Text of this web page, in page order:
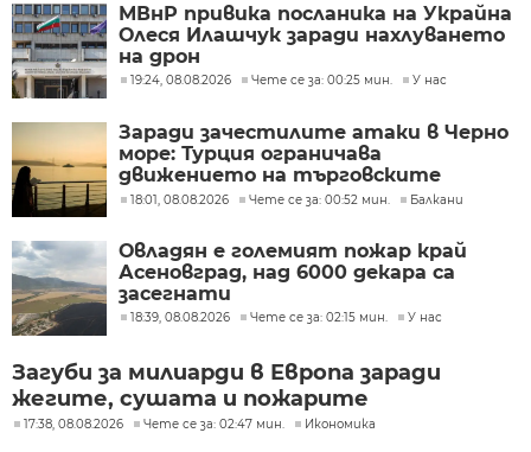
МВнР привика посланика на Украйна
Олеся Илашчук заради нахлуването
на дрон
19:24, 08.08.2026 Чете се за: 00:25 мин. У нас
Заради зачестилите атаки в Черно
море: Турция ограничава
движението на търговските
кораби
18:01, 08.08.2026 Чете се за: 00:52 мин. Балкани
Овладян е големият пожар край
Асеновград, над 6000 декара са
засегнати
18:39, 08.08.2026 Чете се за: 02:15 мин. У нас
Загуби за милиарди в Европа заради
жегите, сушата и пожарите
17:38, 08.08.2026 Чете се за: 02:47 мин. Икономика